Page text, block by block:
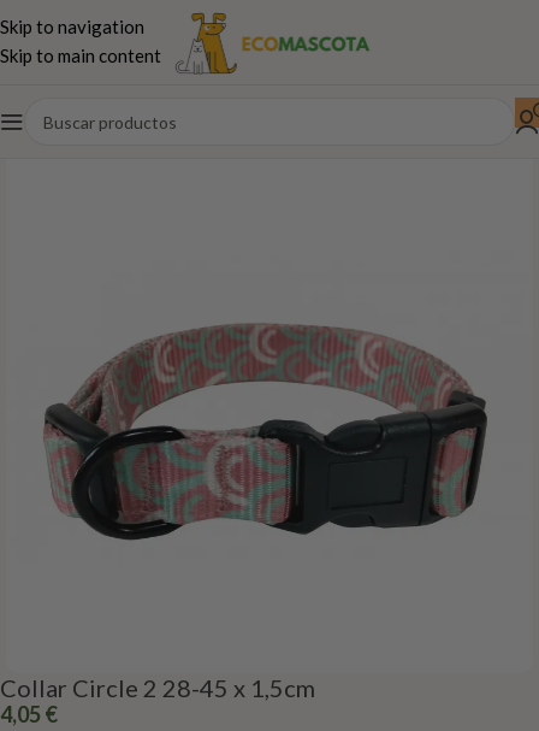
Skip to navigation
Skip to main content
Inicio Perros Paseo,juguetes...
Collar Circle 2 28-45 x 1,5cm
4,05 €